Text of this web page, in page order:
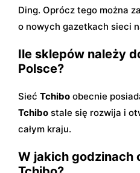
Ding. Oprócz tego można
o nowych gazetkach sieci
Ile sklepów należy
Polsce?
Sieć Tchibo obecnie
Tchibo stale się rozwija i
całym kraju.
W jakich godzinach